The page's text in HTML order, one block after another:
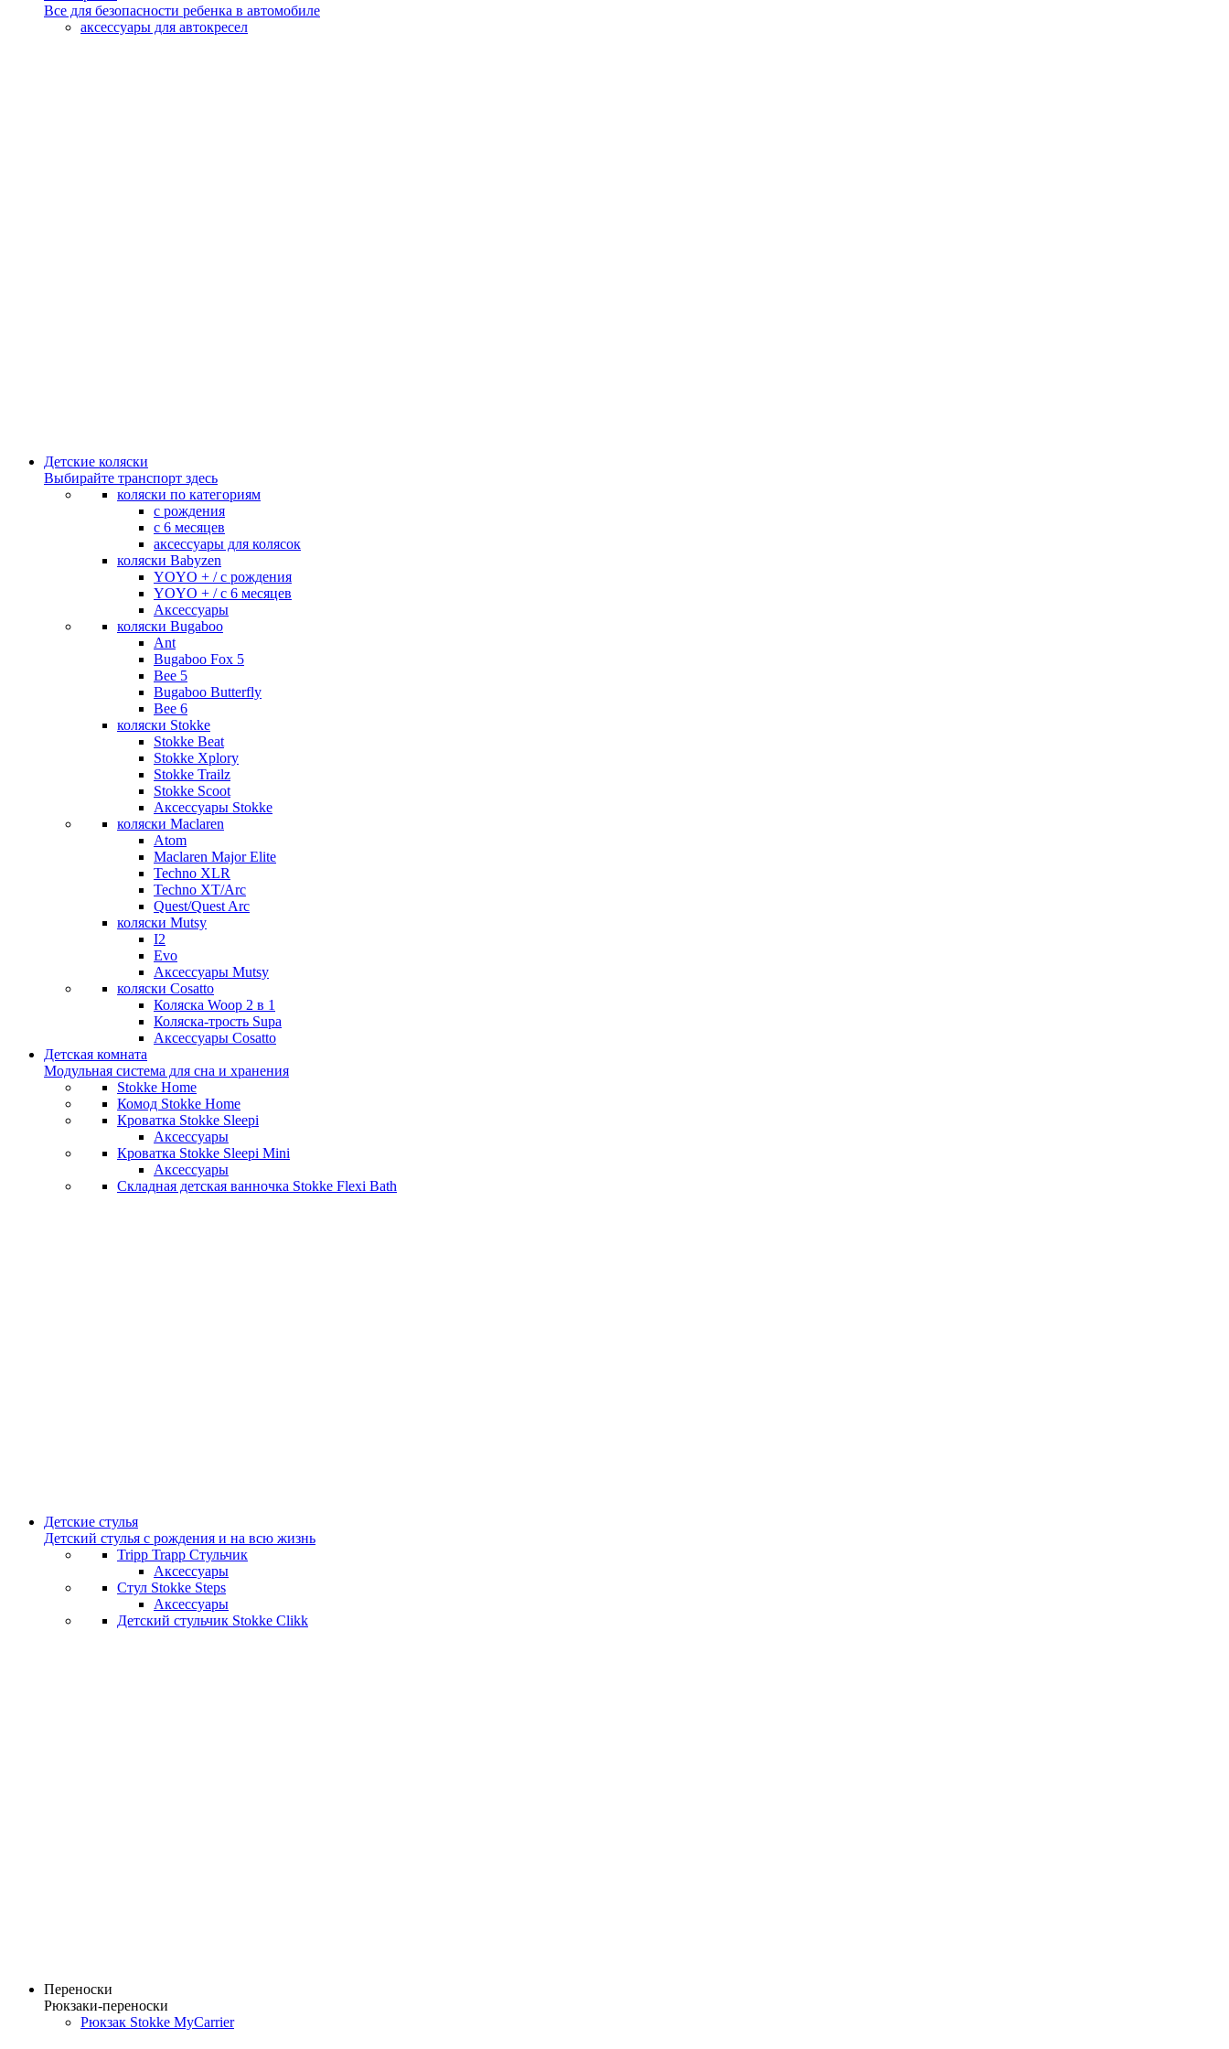
Все для безопасности ребенка в автомобиле
аксессуары для автокресел
Детские коляски
Выбирайте транспорт здесь
коляски по категориям
c рождения
c 6 месяцев
аксессуары для колясок
коляски Babyzen
YOYO + / с рождения
YOYO + / с 6 месяцев
Аксессуары
коляски Bugaboo
Ant
Bugaboo Fox 5
Bee 5
Bugaboo Butterfly
Bee 6
коляски Stokke
Stokke Beat
Stokke Xplory
Stokke Trailz
Stokke Scoot
Аксессуары Stokke
коляски Maclaren
Atom
Maclaren Major Elite
Techno XLR
Techno XT/Arc
Quest/Quest Arc
коляски Mutsy
I2
Evo
Аксессуары Mutsy
коляски Cosatto
Коляска Woop 2 в 1
Коляска-трость Supa
Аксессуары Cosatto
Детская комната
Модульная система для сна и хранения
Stokke Home
Комод Stokke Home
Кроватка Stokke Sleepi
Аксессуары
Кроватка Stokke Sleepi Mini
Аксессуары
Складная детская ванночка Stokke Flexi Bath
Детские стулья
Детский стулья с рождения и на всю жизнь
Tripp Trapp Стульчик
Аксессуары
Стул Stokke Steps
Аксессуары
Детский стульчик Stokke Clikk
Переноски
Рюкзаки-переноски
Рюкзак Stokke MyCarrier